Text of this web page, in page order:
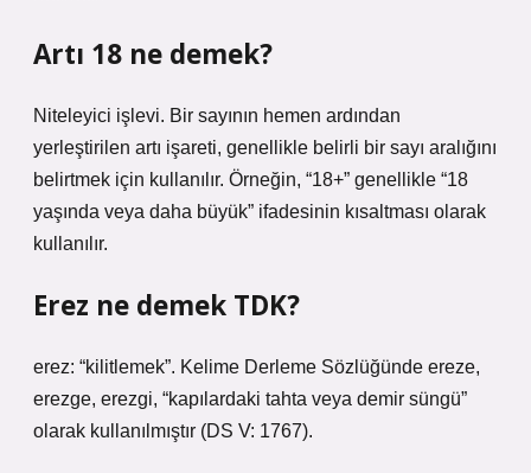
Artı 18 ne demek?
Niteleyici işlevi. Bir sayının hemen ardından
yerleştirilen artı işareti, genellikle belirli bir sayı aralığını
belirtmek için kullanılır. Örneğin, “18+” genellikle “18
yaşında veya daha büyük” ifadesinin kısaltması olarak
kullanılır.
Erez ne demek TDK?
erez: “kilitlemek”. Kelime Derleme Sözlüğünde ereze,
erezge, erezgi, “kapılardaki tahta veya demir süngü”
olarak kullanılmıştır (DS V: 1767).